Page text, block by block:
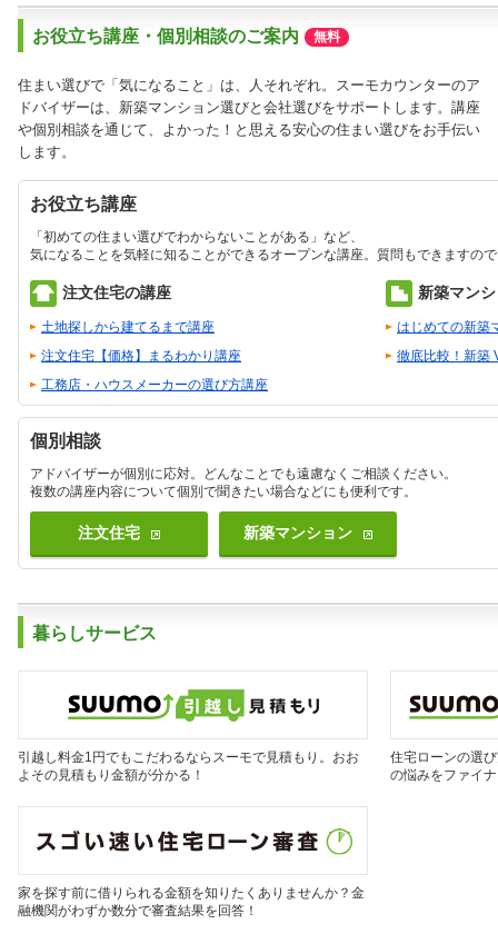
お役立ち講座・個別相談のご案内 無料
住まい選びで「気になること」は、人それぞれ。スーモカウンターのア
ドバイザーは、新築マンション選びと会社選びをサポートします。講座
や個別相談を通じて、よかった！と思える安心の住まい選びをお手伝い
します。
お役立ち講座
「初めての住まい選びでわからないことがある」など、
気になることを気軽に知ることができるオープンな講座。質問もできますの
注文住宅の講座
土地探しから建てるまで講座
注文住宅【価格】まるわかり講座
工務店・ハウスメーカーの選び方講座
新築マン
はじめての新築
徹底比較！新築
個別相談
アドバイザーが個別に応対。どんなことでも遠慮なくご相談ください。
複数の講座内容について個別で聞きたい場合などにも便利です。
注文住宅 新築マンション
暮らしサービス
引越し料金1円でもこだわるならスーモで見積もり。おお
よその見積もり金額が分かる！
住宅ローンの選
の悩みをファイ
家を探す前に借りられる金額を知りたくありませんか？金
融機関がわずか数分で審査結果を回答！